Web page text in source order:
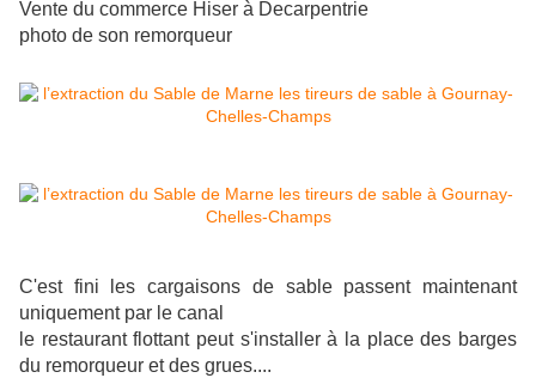
Vente du commerce Hiser à Decarpentrie
photo de son remorqueur
C'est fini les cargaisons de sable passent maintenant
uniquement par le canal
le restaurant flottant peut s'installer à la place des barges
du remorqueur et des grues....